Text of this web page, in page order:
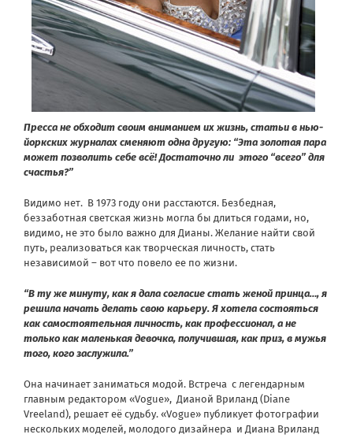
Пресса не обходит своим вниманием их жизнь, статьи в нью-
йоркских журналах сменяют одна другую: “Эта золотая пара
может позволить себе всё! Достаточно ли этого “всего” для
счастья?”
Видимо нет. В 1973 году они расстаются. Безбедная,
беззаботная светская жизнь могла бы длиться годами, но,
видимо, не это было важно для Дианы. Желание найти свой
путь, реализоваться как творческая личность, стать
независимой – вот что повело ее по жизни.
“В ту же минуту, как я дала согласие стать женой принца…, я
решила начать делать свою карьеру. Я хотела состояться
как самостоятельная личность, как профессионал, а не
только как маленькая девочка, получившая, как приз, в мужья
того, кого заслужила.”
Она начинает заниматься модой. Встреча с легендарным
главным редактором «Vogue», Дианой Вриланд (Diane
Vreeland), решает её судьбу. «Vogue» публикует фотографии
нескольких моделей, молодого дизайнера и Диана Вриланд